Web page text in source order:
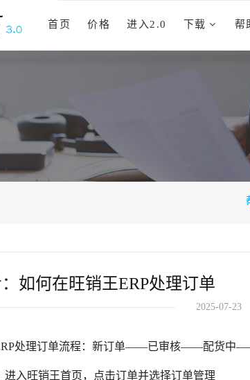
首页 价格 进入2.0 下载 帮
如何在旺销王ERP处理订单
2025-07-23
处理订单流程：新订单——已审核——配货中
进入旺销王首页，点击订单并选择订单管理